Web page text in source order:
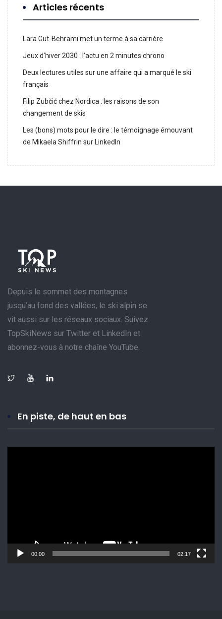
Articles récents
Lara Gut-Behrami met un terme à sa carrière
Jeux d’hiver 2030 : l’actu en 2 minutes chrono
Deux lectures utiles sur une affaire qui a marqué le ski
français
Filip Zubčić chez Nordica : les raisons de son
changement de skis
Les (bons) mots pour le dire : le témoignage émouvant
de Mikaela Shiffrin sur LinkedIn
Depuis le sommet des montagnes
jusqu’au fond des vallées, le ski alpin se
vit aussi sur les réseaux sociaux. Suivez
TopSkiNews sur Twitter et LinkedIn et
abonnez-vous à notre chaîne YouTube.
En piste, de haut en bas
00:00 02:17